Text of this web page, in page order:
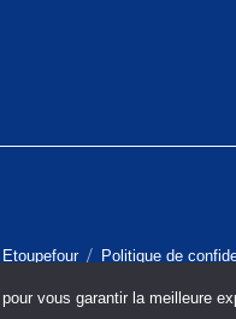
Politique de
vous garantir la meilleure